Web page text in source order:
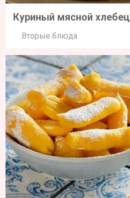
Куриный мясной хлебец
Вторые блюда